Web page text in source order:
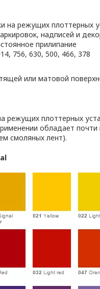
режущих плоттерных
надписей и
прилипание
756, 630, 500, 466, 378
или матовой
плоттерных
обладает
смоляных лент).